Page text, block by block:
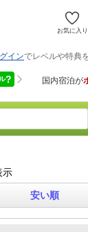
お気に入り
示
安い順